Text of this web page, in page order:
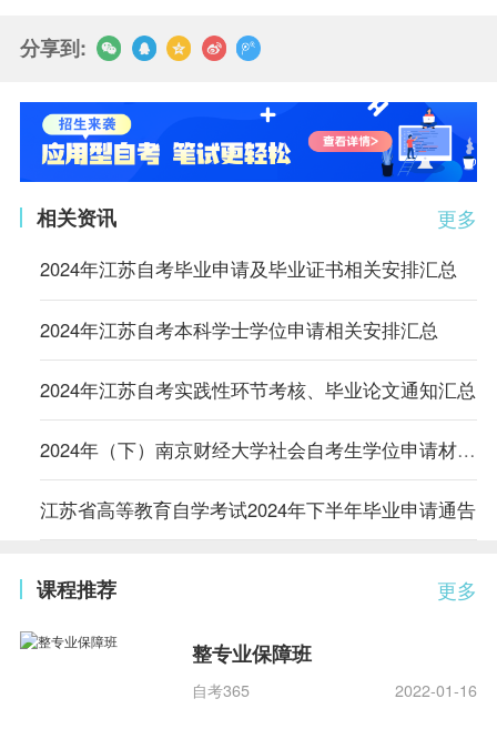
分享到:
更多
相关资讯
2024年江苏自考毕业申请及毕业证书相关安排汇总
2024年江苏自考本科学士学位申请相关安排汇总
2024年江苏自考实践性环节考核、毕业论文通知汇总
2024年（下）南京财经大学社会自考生学位申请材料初审通过（网上缴费）名单
江苏省高等教育自学考试2024年下半年毕业申请通告
更多
课程推荐
整专业保障班
自考365 2022-01-16